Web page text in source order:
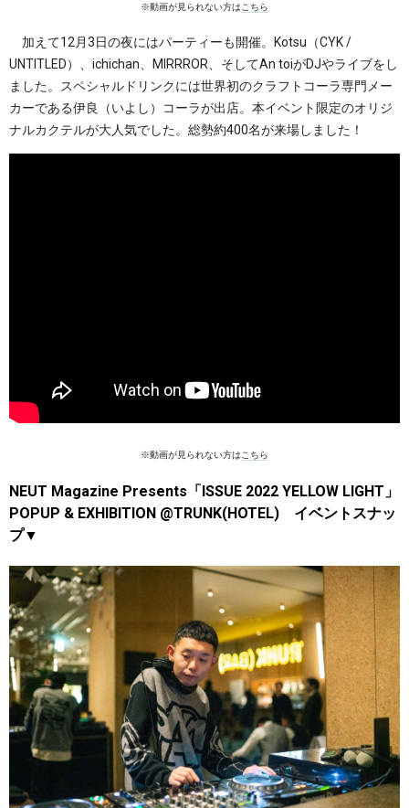
※動画が見られない方は こちら
加えて12月3日の夜にはパーティーも開催。Kotsu（CYK /
UNTITLED）、ichichan、MIRRROR、そしてAn toiがDJやライブをし
ました。スペシャルドリンクには世界初のクラフトコーラ専門メー
カーである伊良（いよし）コーラが出店。本イベント限定のオリジ
ナルカクテルが大人気でした。総勢約400名が来場しました！
※動画が見られない方は こちら
NEUT Magazine Presents「ISSUE 2022 YELLOW LIGHT」
POPUP & EXHIBITION @TRUNK(HOTEL) イベントスナッ
プ▼